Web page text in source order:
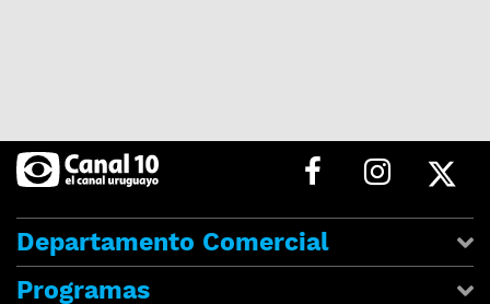
Departamento Comercial
Programas